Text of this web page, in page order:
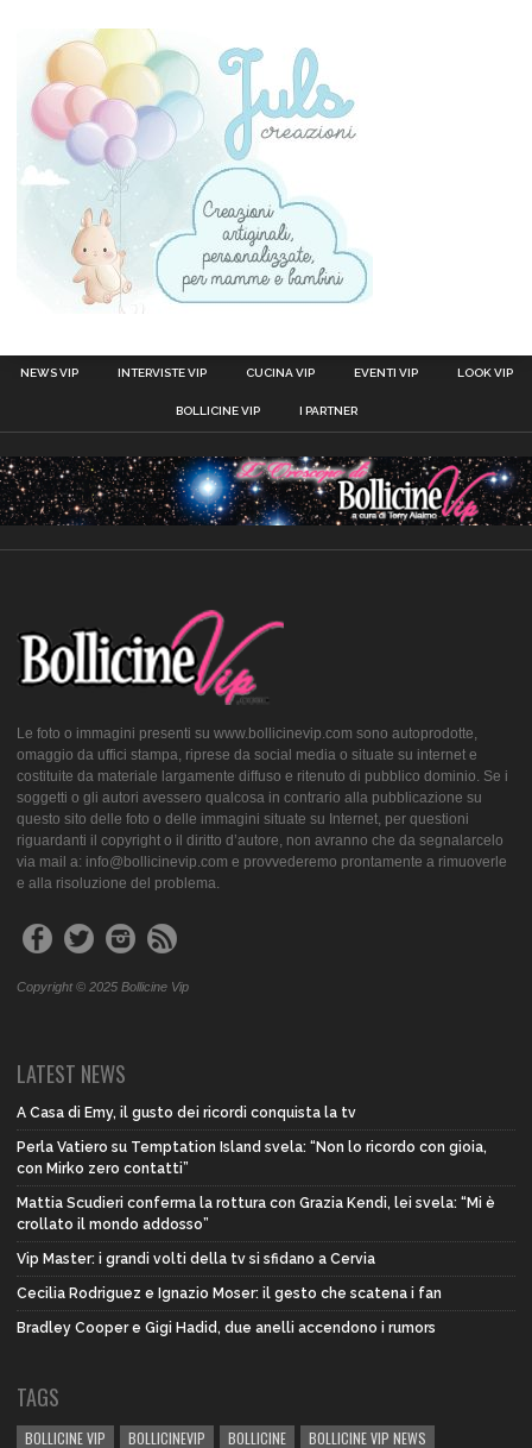
NEWS VIP INTERVISTE VIP CUCINA VIP EVENTI VIP LOOK VIP
BOLLICINE VIP I PARTNER
Le foto o immagini presenti su www.bollicinevip.com sono autoprodotte,
omaggio da uffici stampa, riprese da social media o situate su internet e
costituite da materiale largamente diffuso e ritenuto di pubblico dominio. Se i
soggetti o gli autori avessero qualcosa in contrario alla pubblicazione su
questo sito delle foto o delle immagini situate su Internet, per questioni
riguardanti il copyright o il diritto d’autore, non avranno che da segnalarcelo
via mail a: info@bollicinevip.com e provvederemo prontamente a rimuoverle
e alla risoluzione del problema.
Copyright © 2025 Bollicine Vip
LATEST NEWS
A Casa di Emy, il gusto dei ricordi conquista la tv
Perla Vatiero su Temptation Island svela: “Non lo ricordo con gioia,
con Mirko zero contatti”
Mattia Scudieri conferma la rottura con Grazia Kendi, lei svela: “Mi è
crollato il mondo addosso”
Vip Master: i grandi volti della tv si sfidano a Cervia
Cecilia Rodriguez e Ignazio Moser: il gesto che scatena i fan
Bradley Cooper e Gigi Hadid, due anelli accendono i rumors
TAGS
BOLLICINE VIP BOLLICINEVIP BOLLICINE BOLLICINE VIP NEWS